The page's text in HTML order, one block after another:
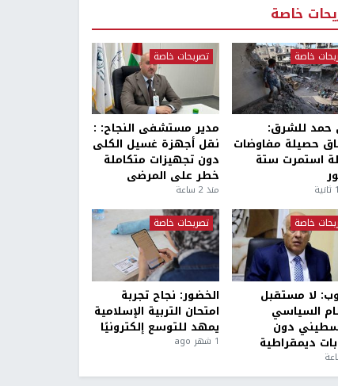
خاصة
خاصة
حمد للشرق:
حصيلة مفاوضات
استمرت ستة
تصريحات خاصة
مدير مستشفى النجاح: :
نقل أجهزة غسيل الكلى
دون تجهيزات متكاملة
خطر على المرضى
منذ 2 ساعة
خاصة
لا مستقبل
السياسي
دون
ديمقراطية
تصريحات خاصة
الخضور: نجاح تجربة
امتحان التربية الإسلامية
يمهد للتوسع إلكترونيًا
1 شهر ago